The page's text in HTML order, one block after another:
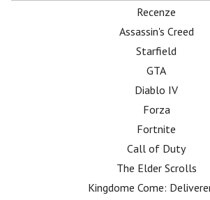
Recenze
Assassin's Creed
Starfield
GTA
Diablo IV
Forza
Fortnite
Call of Duty
The Elder Scrolls
Kingdome Come: